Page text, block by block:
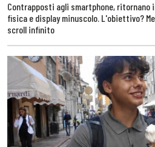
Contrapposti agli smartphone, ritornano
fisica e display minuscolo. L'obiettivo?
scroll infinito